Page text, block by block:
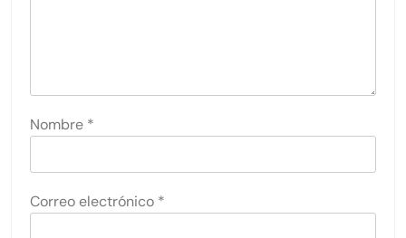
Nombre *
Correo electrónico *